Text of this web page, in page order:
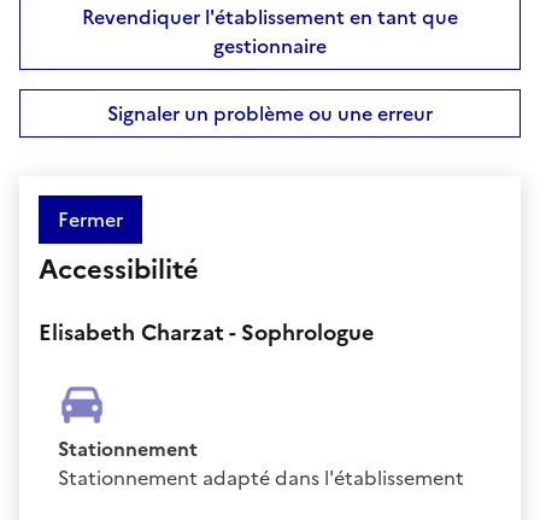
Revendiquer l'établissement en tant que
gestionnaire
Signaler un problème ou une erreur
Fermer
Accessibilité
Elisabeth Charzat - Sophrologue
Stationnement
Stationnement adapté dans l'établissement